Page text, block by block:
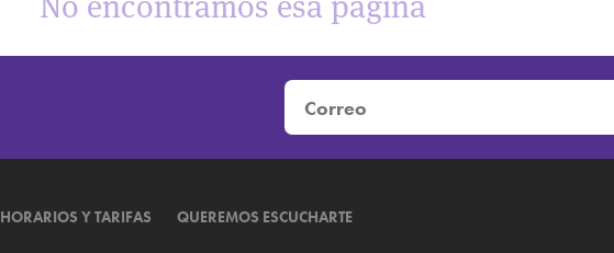
HORARIOS Y TARIFAS QUEREMOS ESCUCHARTE